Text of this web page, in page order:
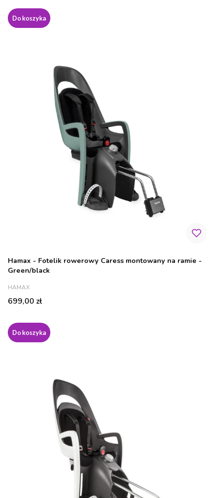
Do koszyka
Hamax - Fotelik rowerowy Caress montowany na ramie -
Green/black
PRODUCENT
HAMAX
Cena
699,00 zł
Do koszyka